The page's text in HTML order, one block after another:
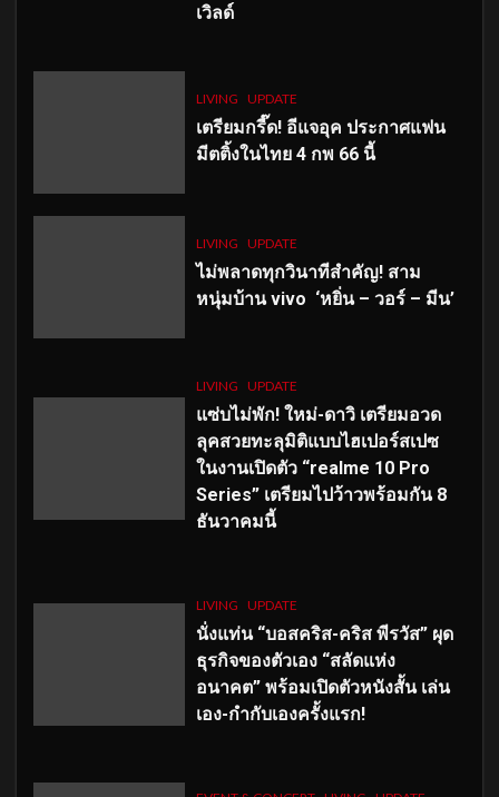
เวิลด์
LIVING UPDATE
เตรียมกรี๊ด! อีแจอุค ประกาศแฟน
มีตติ้งในไทย 4 กพ 66 นี้
LIVING UPDATE
ไม่พลาดทุกวินาทีสำคัญ! สาม
หนุ่มบ้าน vivo ‘หยิ่น – วอร์ – มีน’
LIVING UPDATE
แซ่บไม่พัก! ใหม่-ดาวิ เตรียมอวด
ลุคสวยทะลุมิติแบบไฮเปอร์สเปซ
ในงานเปิดตัว “realme 10 Pro
Series” เตรียมไปว้าวพร้อมกัน 8
ธันวาคมนี้
LIVING UPDATE
นั่งแท่น “บอสคริส-คริส พีรวัส” ผุด
ธุรกิจของตัวเอง “สลัดแห่ง
อนาคต” พร้อมเปิดตัวหนังสั้น เล่น
เอง-กำกับเองครั้งแรก!